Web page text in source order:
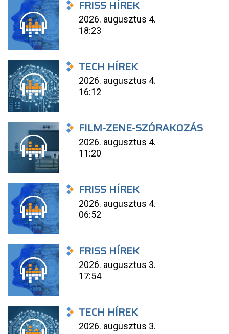
FRISS HÍREK
2026. augusztus 4.
18:23
TECH HÍREK
2026. augusztus 4.
16:12
FILM-ZENE-SZÓRAKOZÁS
2026. augusztus 4.
11:20
FRISS HÍREK
2026. augusztus 4.
06:52
FRISS HÍREK
2026. augusztus 3.
17:54
TECH HÍREK
2026. augusztus 3.